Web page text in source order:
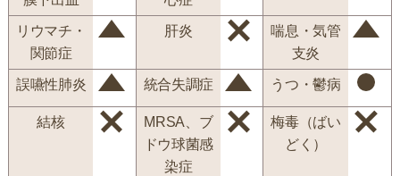
リウマチ・
関節症
肝炎
喘息・気管
支炎
誤嚥性肺炎 統合失調症 うつ・鬱病
結核
MRSA、ブ
ドウ球菌感
染症
梅毒（ばい
どく）